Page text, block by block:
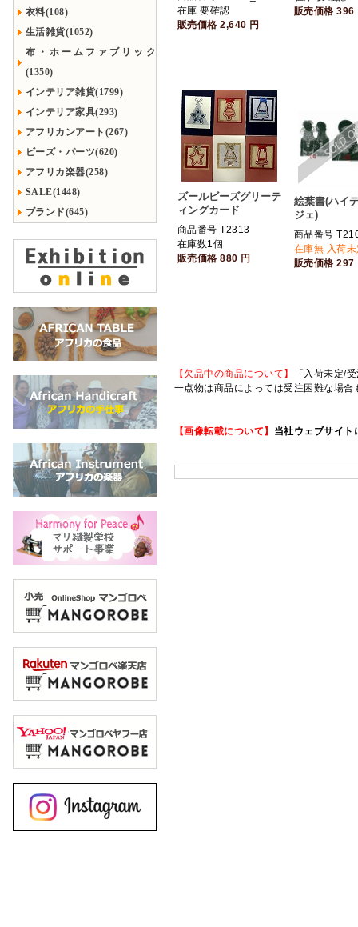
衣料(108)
生活雑貨(1052)
布・ホームファブリック
(1350)
インテリア雑貨(1799)
インテリア家具(293)
アフリカンアート(267)
ビーズ・パーツ(620)
アフリカ楽器(258)
SALE(1448)
ブランド(645)
在庫 要確認
販売価格2,640 円
販売価格396
ズールビーズグリーテ
ィングカード
商品番号 T2313
在庫数1個
販売価格880 円
絵葉書(ハイ
ジェ)
商品番号
在庫無 入荷
販売価格297
【欠品中の商品について】
「入荷未定/
一点物は商品によっては受注困難な場
【画像転載について】 当社ウェブサイト